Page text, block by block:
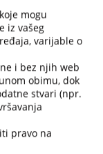
Српски језик
mogu
iz vašeg
varijable o
i bez njih web
obimu, dok
stvari (npr.
pravo na